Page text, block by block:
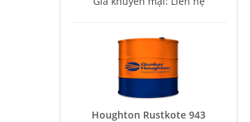
Houghton Rustkote 943